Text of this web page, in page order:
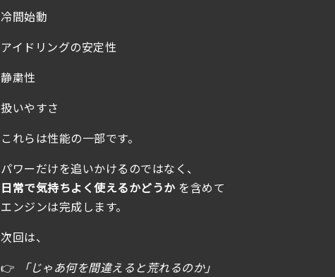
冷間始動
アイドリングの安定性
静粛性
扱いやすさ
これらは性能の一部です。
パワーだけを追いかけるのではなく、
日常で気持ちよく使えるかどうかを含めて
エンジンは完成します。
次回は、
👉
「じゃあ何を間違えると荒れるのか」